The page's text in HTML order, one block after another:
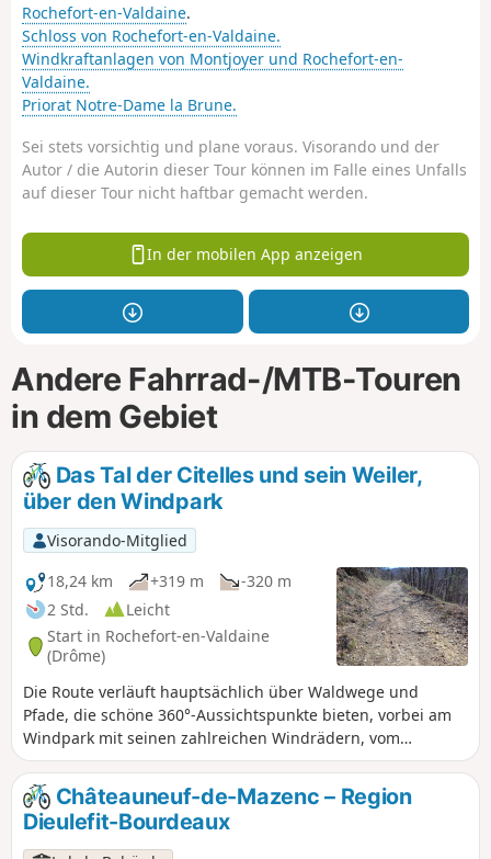
Rochefort-en-Valdaine.
Schloss von Rochefort-en-Valdaine.
Windkraftanlagen von Montjoyer und Rochefort-en-
Valdaine.
Priorat Notre-Dame la Brune.
Sei stets vorsichtig und plane voraus. Visorando und der
Autor / die Autorin dieser Tour können im Falle eines Unfalls
auf dieser Tour nicht haftbar gemacht werden.
In der mobilen App anzeigen
Andere Fahrrad-/MTB-Touren
in dem Gebiet
Das Tal der Citelles und sein Weiler,
über den Windpark
Visorando-Mitglied
18,24 km
+319 m
-320 m
2 Std.
Leicht
Start in Rochefort-en-Valdaine
(Drôme)
Die Route verläuft hauptsächlich über Waldwege und
Pfade, die schöne 360°-Aussichtspunkte bieten, vorbei am
Windpark mit seinen zahlreichen Windrädern, vom
Rhonetal bis zum Mont Ventoux, sowie die Entdeckung des
hübschen kleinen Weilers Cîtelles und seines Tals.
Châteauneuf-de-Mazenc – Region
Dieulefit-Bourdeaux